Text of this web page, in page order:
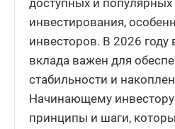
доступных и популярных
инвестирования,
инвесторов. В 2026
вклада важен для
стабильности и
Начинающему
принципы и шаги,